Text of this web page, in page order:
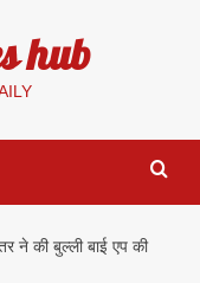
hub
ने की बुल्ली बाई एप की